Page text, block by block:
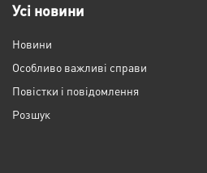
Усі новини
Новини
Особливо важливі справи
Повістки і повідомлення
Розшук